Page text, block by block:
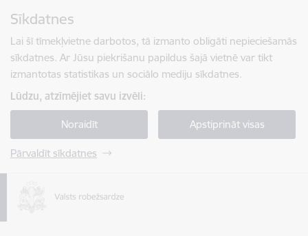
Sīkdatnes
Lai šī tīmekļvietne darbotos, tā izmanto obligāti nepieciešamās
sīkdatnes. Ar Jūsu piekrišanu papildus šajā vietnē var tikt
izmantotas statistikas un sociālo mediju sīkdatnes.
Lūdzu, atzīmējiet savu izvēli:
Noraidīt Apstiprināt visas
Pārvaldīt sīkdatnes